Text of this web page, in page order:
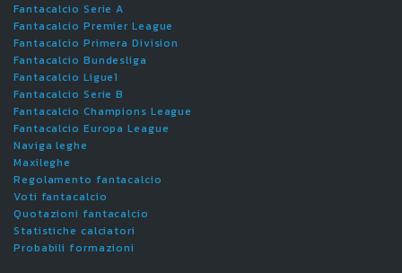
Fantacalcio Serie A
Fantacalcio Premier League
Fantacalcio Primera Division
Fantacalcio Bundesliga
Fantacalcio Ligue1
Fantacalcio Serie B
Fantacalcio Champions League
Fantacalcio Europa League
Naviga leghe
Maxileghe
Regolamento fantacalcio
Voti fantacalcio
Quotazioni fantacalcio
Statistiche calciatori
Probabili formazioni